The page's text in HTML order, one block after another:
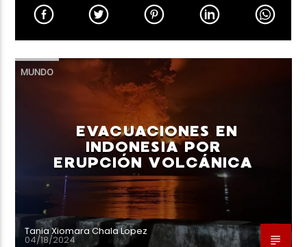
TÍTULO
Neiva Estereo
MUNDO
EVACUACIONES EN
INDONESIA POR
ERUPCIÓN VOLCÁNICA
Tania Xiomara Chala Lopez
04/18/2024